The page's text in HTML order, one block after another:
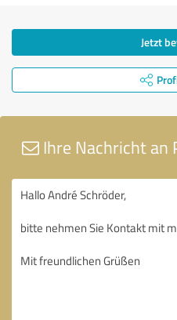
Jetzt
Ihre Nachricht an